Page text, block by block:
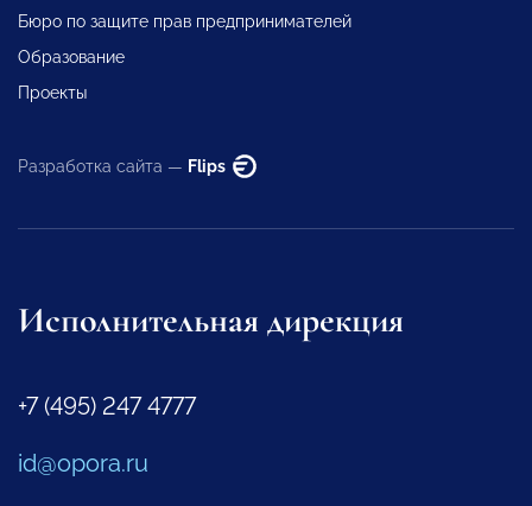
Бюро по защите прав предпринимателей
Образование
Проекты
Разработка сайта — Flips
Исполнительная дирекция
+7 (495) 247 4777
id@opora.ru